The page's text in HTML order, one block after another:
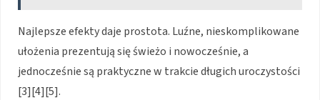
Najlepsze efekty daje prostota. Luźne, nieskomplikowane
ułożenia prezentują się świeżo i nowocześnie, a
jednocześnie są praktyczne w trakcie długich uroczystości
[3][4][5].